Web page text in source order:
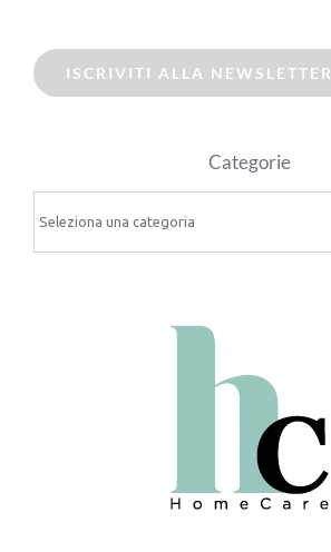
ISCRIVITI ALLA NEWSLETTER
Categorie